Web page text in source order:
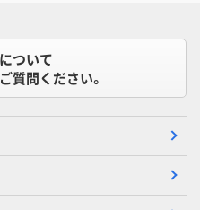
ついて
質問ください。